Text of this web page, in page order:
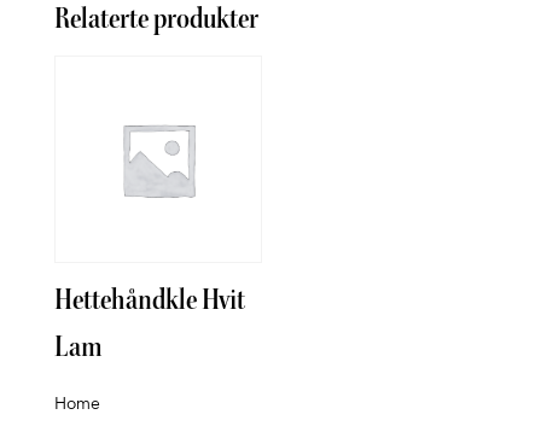
Relaterte produkter
Hettehåndkle Hvit
Lam
Home